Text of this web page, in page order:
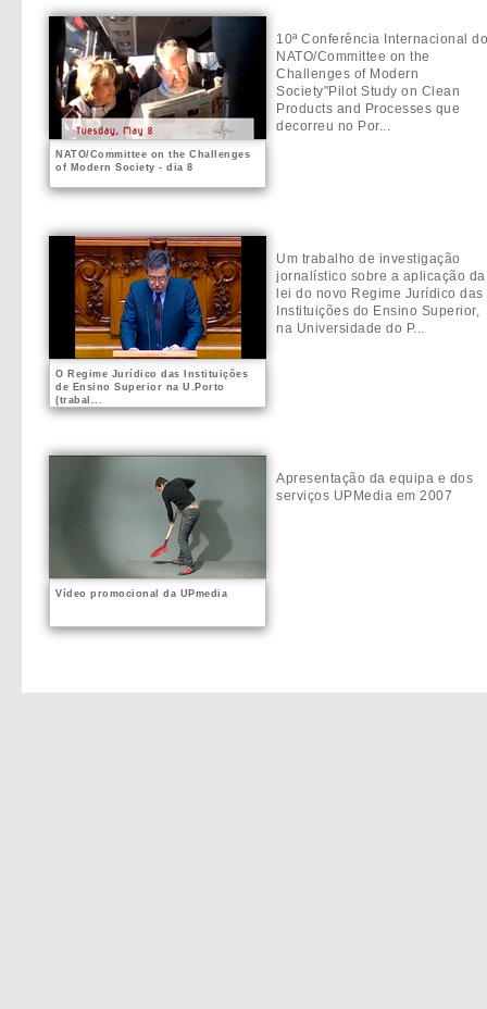
NATO/Committee on the Challenges
of Modern Society - dia 8
10ª Conferência Internacional
NATO/Committee on the
Challenges of Modern
Society"Pilot Study on Clean
Products and Processes que
decorreu no Por...
O Regime Jurídico das Instituições
de Ensino Superior na U.Porto
(trabal...
Um trabalho de investigação
jornalístico sobre a aplicação da
lei do novo Regime Jurídico das
Instituições do Ensino Superior,
na Universidade do P...
Vídeo promocional da UPmedia
Apresentação da equipa e dos
serviços UPMedia em 2007